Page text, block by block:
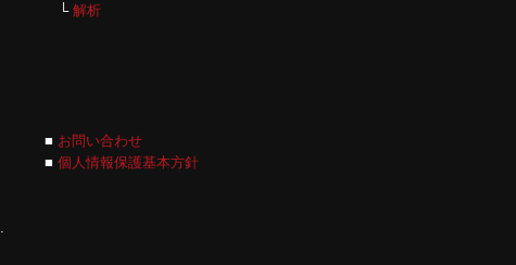
└解析
■ お問い合わせ
■個人情報保護基本方針